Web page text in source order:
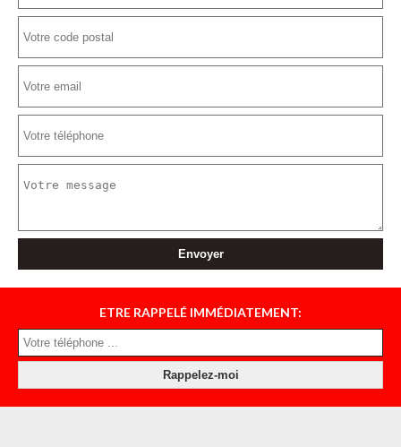
ETRE RAPPELÉ IMMÉDIATEMENT: